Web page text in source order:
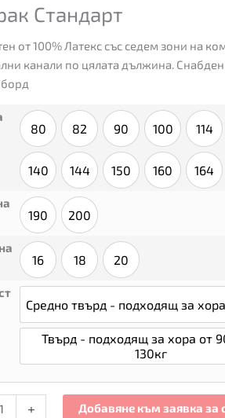
Стандарт
от 100% Латекс със седем зони на
канали по цялата дължина.
80
80 82
82 90
90 100100 114
114
140140 144
144 150150 160160 164164
190190 200
200
16
16 18
18 20
20
Средно твърд - подходящ за
Средно
Твърд - подходящ за хора от
130кгТвърд -
+ Добавяне към заявка за